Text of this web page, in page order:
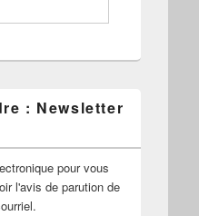
: Newsletter
pour vous
l'avis de parution de